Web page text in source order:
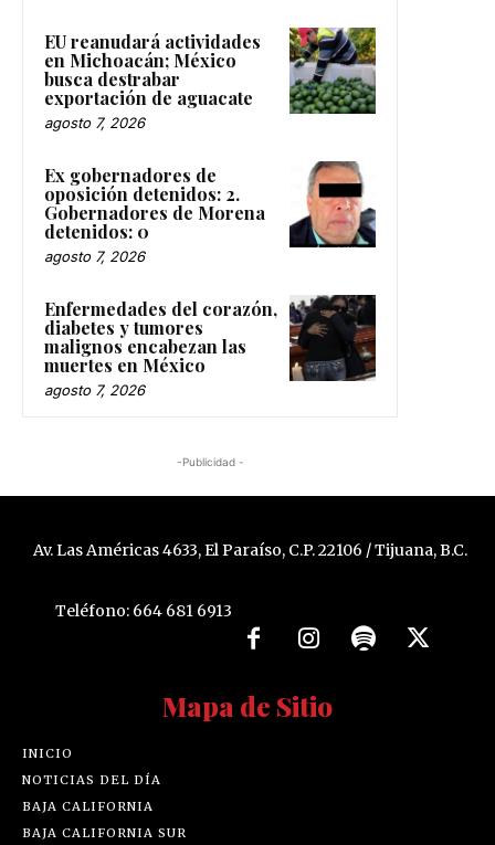
EU reanudará actividades
en Michoacán; México
busca destrabar
exportación de aguacate
agosto 7, 2026
Ex gobernadores de
oposición detenidos: 2.
Gobernadores de Morena
detenidos: 0
agosto 7, 2026
Enfermedades del corazón,
diabetes y tumores
malignos encabezan las
muertes en México
agosto 7, 2026
-Publicidad -
Av. Las Américas 4633, El Paraíso, C.P. 22106 / Tijuana, B.C.
Teléfono: 664 681 6913
Mapa de Sitio
INICIO
NOTICIAS DEL DÍA
BAJA CALIFORNIA
BAJA CALIFORNIA SUR